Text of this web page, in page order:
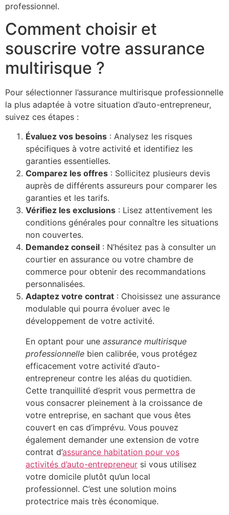
professionnel.
Comment choisir et
souscrire votre assurance
multirisque ?
Pour sélectionner l’assurance multirisque professionnelle
la plus adaptée à votre situation d’auto-entrepreneur,
suivez ces étapes :
Évaluez vos besoins : Analysez les risques
spécifiques à votre activité et identifiez les
garanties essentielles.
Comparez les offres : Sollicitez plusieurs devis
auprès de différents assureurs pour comparer les
garanties et les tarifs.
Vérifiez les exclusions : Lisez attentivement les
conditions générales pour connaître les situations
non couvertes.
Demandez conseil : N’hésitez pas à consulter un
courtier en assurance ou votre chambre de
commerce pour obtenir des recommandations
personnalisées.
Adaptez votre contrat : Choisissez une assurance
modulable qui pourra évoluer avec le
développement de votre activité.
En optant pour une assurance multirisque
professionnelle bien calibrée, vous protégez
efficacement votre activité d’auto-
entrepreneur contre les aléas du quotidien.
Cette tranquillité d’esprit vous permettra de
vous consacrer pleinement à la croissance de
votre entreprise, en sachant que vous êtes
couvert en cas d’imprévu. Vous pouvez
également demander une extension de votre
contrat d’assurance habitation pour vos
activités d’auto-entrepreneur si vous utilisez
votre domicile plutôt qu’un local
professionnel. C’est une solution moins
protectrice mais très économique.